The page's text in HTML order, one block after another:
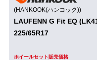
(HANKOOK(ハンコック))
LAUFENN G Fit EQ
225/65R17
ホイールセット販売価格